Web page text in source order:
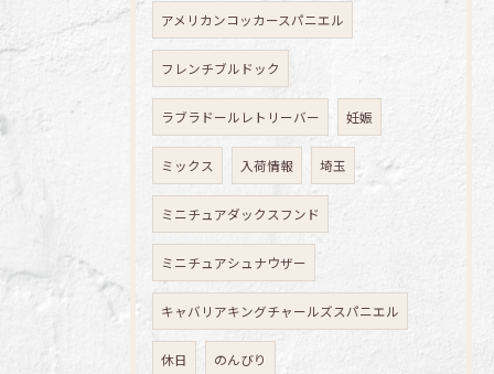
アメリカンコッカースパニエル
フレンチブルドック
ラブラドールレトリーバー 妊娠
ミックス 入荷情報 埼玉
ミニチュアダックスフンド
ミニチュアシュナウザー
キャバリアキングチャールズスパニエル
休日 のんびり